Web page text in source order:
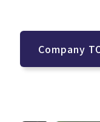
ジ
り
Company